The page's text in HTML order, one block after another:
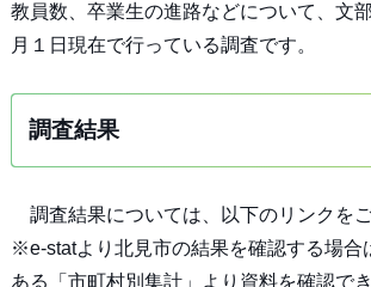
教員数、卒業生の進路などについて、文
月１日現在で行っている調査です。
調査結果
調査結果については、以下のリンクをご
※e-statより北見市の結果を確認する場合
ある「市町村別集計」より資料を確認でき